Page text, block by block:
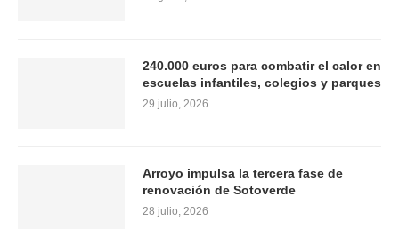
240.000 euros para combatir el calor en
escuelas infantiles, colegios y parques
29 julio, 2026
Arroyo impulsa la tercera fase de
renovación de Sotoverde
28 julio, 2026